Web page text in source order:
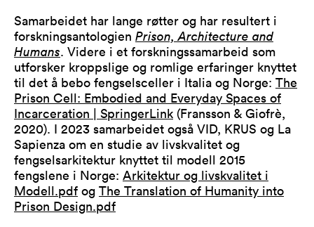
Samarbeidet har lange røtter og har resultert i
forskningsantologien Prison, Architecture and
Humans. Videre i et forskningssamarbeid som
utforsker kroppslige og romlige erfaringer knyttet
til det å bebo fengselsceller i Italia og Norge: The
Prison Cell: Embodied and Everyday Spaces of
Incarceration | SpringerLink (Fransson & Giofrè,
2020). I 2023 samarbeidet også VID, KRUS og La
Sapienza om en studie av livskvalitet og
fengselsarkitektur knyttet til modell 2015
fengslene i Norge: Arkitektur og livskvalitet i
Modell.pdf og The Translation of Humanity into
Prison Design.pdf